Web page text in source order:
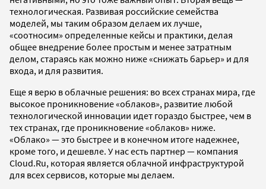
технологическая. Развивая российские семейства
моделей, мы таким образом делаем их лучше,
«соотносим» определенные кейсы и практики, делая
общее внедрение более простым и менее затратным
делом, стараясь как можно ниже «снижать барьер» и для
входа, и для развития.
Еще я верю в облачные решения: во всех странах мира, где
высокое проникновение «облаков», развитие любой
технологической инновации идет гораздо быстрее, чем в
тех странах, где проникновение «облаков» ниже.
«Облако» — это быстрее и в конечном итоге надежнее,
кроме того, и дешевле. У нас есть партнер — компания
Cloud.Ru, которая является облачной инфраструктурой
для всех сервисов, которые мы делаем.